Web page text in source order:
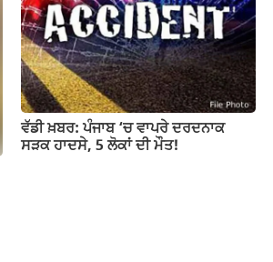
ਵੱਡੀ ਖ਼ਬਰ: ਪੰਜਾਬ ‘ਚ ਵਾਪਰੇ ਦਰਦਨਾਕ
ਸੜਕ ਹਾਦਸੇ, 5 ਲੋਕਾਂ ਦੀ ਮੌਤ!